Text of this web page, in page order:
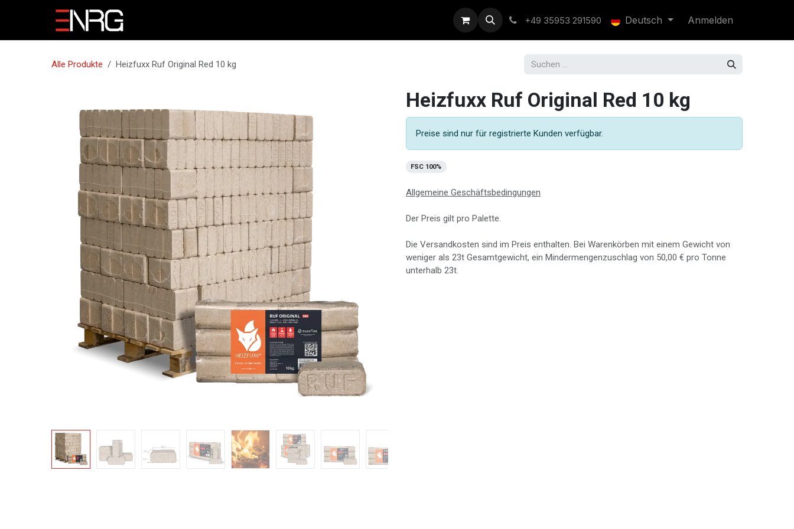
Benefits +49 35953 291590 Deutsch Anmelden
Alle Produkte Heizfuxx Ruf Original Red 10 kg
Heizfuxx Ruf Original Red 10 kg
Preise sind nur für registrierte Kunden verfügbar.
FSC 100%
Allgemeine Geschäftsbedingungen
Der Preis gilt pro Palette.
Die Versandkosten sind im Preis enthalten. Bei Warenkörben mit einem Gewicht von
weniger als 23t Gesamtgewicht, ein Mindermengenzuschlag von 50,00 € pro Tonne
unterhalb 23t.